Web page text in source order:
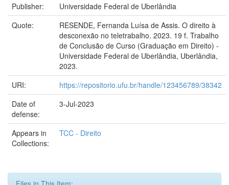
Publisher:
Universidade Federal de Uberlândia
Quote:
RESENDE, Fernanda Luísa de Assis. O direito à
desconexão no teletrabalho. 2023. 19 f. Trabalho
de Conclusão de Curso (Graduação em Direito) -
Universidade Federal de Uberlândia, Uberlândia,
2023.
URI:
https://repositorio.ufu.br/handle/123456789/38342
Date of
defense:
3-Jul-2023
Appears in
Collections:
TCC - Direito